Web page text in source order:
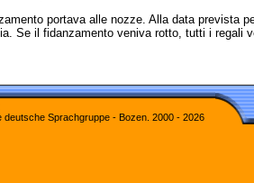
portava alle nozze. Alla data prevista
Se il fidanzamento veniva rotto, tutti i regali
Sprachgruppe - Bozen. 2000 - 2026